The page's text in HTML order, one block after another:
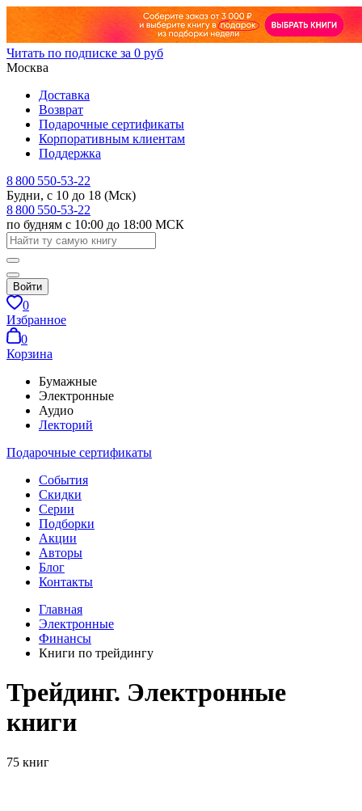
Читать по подписке за 0 руб
Москва
Доставка
Возврат
Подарочные сертификаты
Корпоративным клиентам
Поддержка
8 800 550-53-22
Будни, с 10 до 18 (Мск)
8 800 550-53-22
по будням с 10:00 до 18:00 МСК
Войти
0
Избранное
0
Корзина
Бумажные
Электронные
Аудио
Лекторий
Подарочные сертификаты
События
Скидки
Серии
Подборки
Акции
Авторы
Блог
Контакты
Главная
Электронные
Финансы
Книги по трейдингу
Трейдинг. Электронные
книги
75 книг